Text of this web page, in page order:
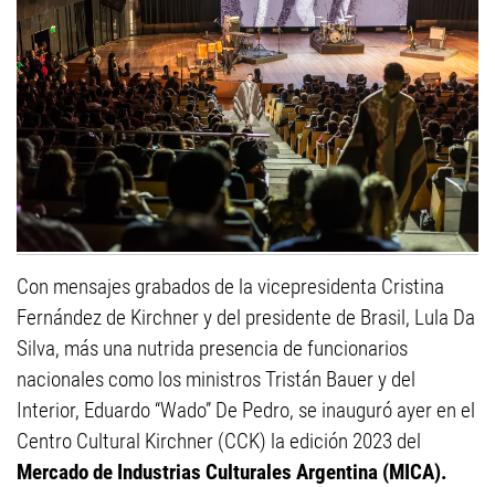
Con mensajes grabados de la vicepresidenta Cristina
Fernández de Kirchner y del presidente de Brasil, Lula Da
Silva, más una nutrida presencia de funcionarios
nacionales como los ministros Tristán Bauer y del
Interior, Eduardo “Wado” De Pedro, se inauguró ayer en el
Centro Cultural Kirchner (CCK) la edición 2023 del
Mercado de Industrias Culturales Argentina (MICA).